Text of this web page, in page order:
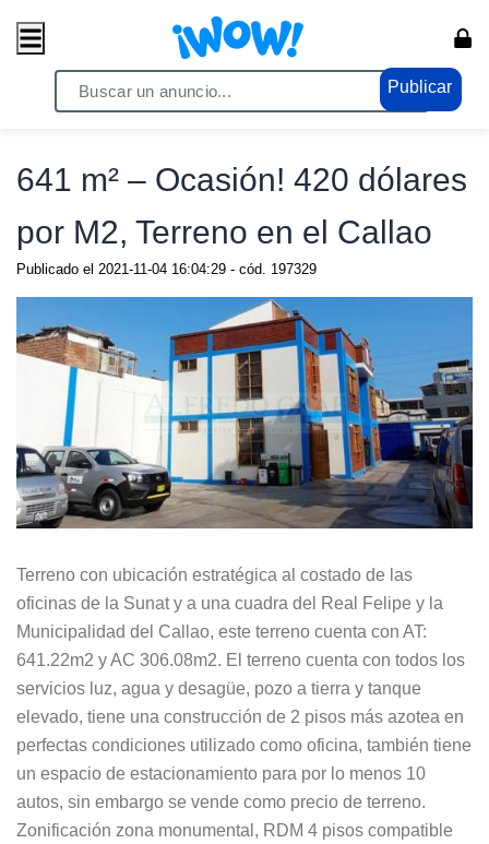
Publicar
/ Comercio / Consumo masivo
641 m² – Ocasión! 420 dólares
por M2, Terreno en el Callao
Publicado el 2021-11-04 16:04:29 - cód. 197329
Terreno con ubicación estratégica al costado de las
oficinas de la Sunat y a una cuadra del Real Felipe y la
Municipalidad del Callao, este terreno cuenta con AT:
641.22m2 y AC 306.08m2. El terreno cuenta con todos los
servicios luz, agua y desagüe, pozo a tierra y tanque
elevado, tiene una construcción de 2 pisos más azotea en
perfectas condiciones utilizado como oficina, también tiene
un espacio de estacionamiento para por lo menos 10
autos, sin embargo se vende como precio de terreno.
Zonificación zona monumental, RDM 4 pisos compatible